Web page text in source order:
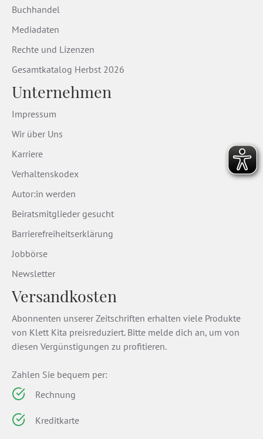
Buchhandel
Mediadaten
Rechte und Lizenzen
Gesamtkatalog Herbst 2026
Unternehmen
Impressum
Wir über Uns
Karriere
Verhaltenskodex
Autor:in werden
Beiratsmitglieder gesucht
Barrierefreiheitserklärung
Jobbörse
Newsletter
Versandkosten
Abonnenten unserer Zeitschriften erhalten viele Produkte
von Klett Kita preisreduziert. Bitte melde dich an, um von
diesen Vergünstigungen zu profitieren.
Zahlen Sie bequem per:
Rechnung
Kreditkarte